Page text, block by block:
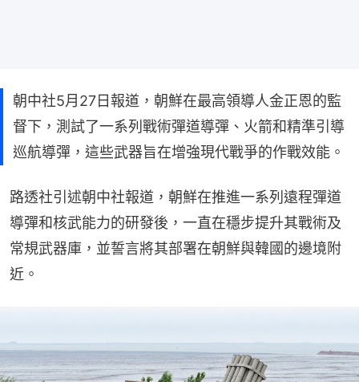
朝中社5月27日報道，朝鮮在最高領導人金正恩的監
督下，測試了一系列戰術彈道導彈、火箭和精準引導
巡航導彈，這些武器旨在增強現代戰爭的作戰效能。
路透社引述朝中社報道，朝鮮在推進一系列遠程彈道
導彈和核武能力的研發後，一直在穩步提升其戰術及
常規武器庫，並誓言將其部署在朝鮮與韓國的邊境附
近。